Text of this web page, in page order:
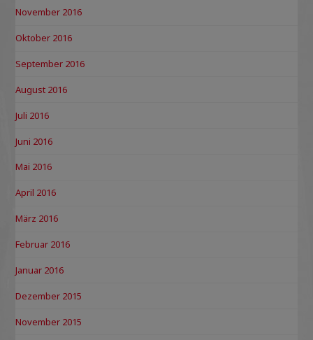
November 2016
Oktober 2016
September 2016
August 2016
Juli 2016
Juni 2016
Mai 2016
April 2016
März 2016
Februar 2016
Januar 2016
Dezember 2015
November 2015